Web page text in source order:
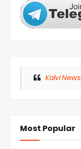
Kalvi News
Most Popular